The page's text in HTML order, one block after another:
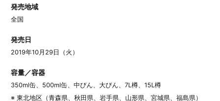
発売地域
全国
発売日
2019年10月29日（火）
容量／容器
350ml缶、500ml缶、中びん、大びん、7L樽、15L樽
※ 東北地区（青森県、秋田県、岩手県、山形県、宮城県、福島県）